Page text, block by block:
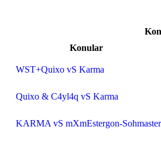
Konular
WST+Quixo vS Karma
Quixo & C4yl4q vS Karma
KARMA vS mXmEstergon-Sohmaster